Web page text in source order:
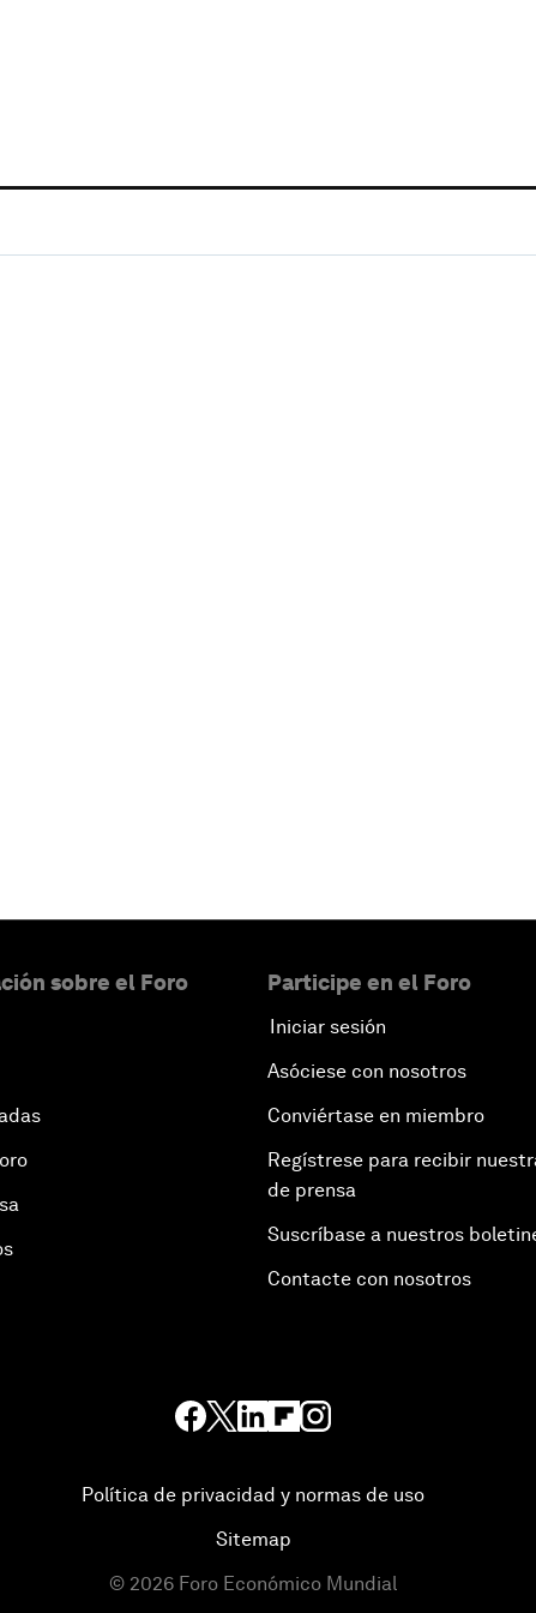
sobre el Foro Participe en el Foro
Iniciar sesión
Asóciese con nosotros
Conviértase en miembro
Regístrese para recibir
de prensa
Suscríbase a nuestros
Contacte con nosotros
Política de privacidad y normas de uso
Sitemap
© 2026 Foro Económico Mundial